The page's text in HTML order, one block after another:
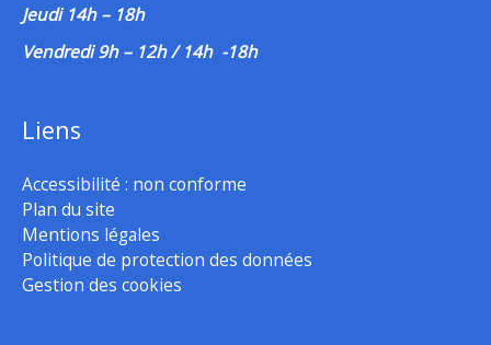
Jeudi 14h – 18h
Vendredi 9h – 12h / 14h -18h
Liens
Accessibilité : non conforme
Plan du site
Mentions légales
Politique de protection des données
Gestion des cookies